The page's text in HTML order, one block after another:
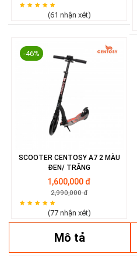
(61 nhận xét)
-46%
SCOOTER CENTOSY A7 2 MÀU
ĐEN/ TRẮNG
1,600,000 đ
2,990,000 đ
(77 nhận xét)
Mô tả